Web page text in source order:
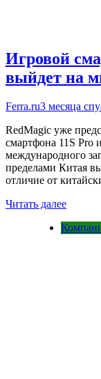
Игровой
выйдет на
Ferra.ru3 месяца
RedMagic уже
смартфона 11S Pro
международного
пределами Китая
отличие от
Читать далее